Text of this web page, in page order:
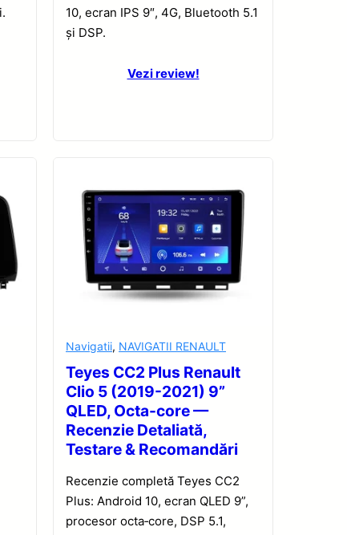
10, ecran IPS 9″, 4G, Bluetooth 5.1
și DSP.
Vezi review!
Navigatii, NAVIGATII RENAULT
Teyes CC2 Plus Renault
Clio 5 (2019-2021) 9”
QLED, Octa-core —
Recenzie Detaliată,
Testare & Recomandări
Recenzie completă Teyes CC2
Plus: Android 10, ecran QLED 9”,
procesor octa‑core, DSP 5.1,